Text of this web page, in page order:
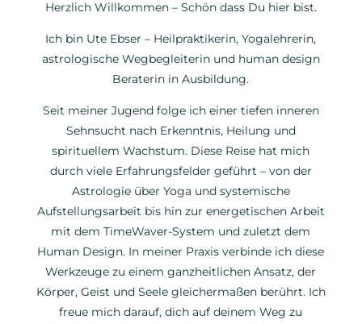
Herzlich Willkommen – Schön dass Du hier bist.
Ich bin Ute Ebser – Heilpraktikerin, Yogalehrerin,
astrologische Wegbegleiterin und human design
Beraterin in Ausbildung.
Seit meiner Jugend folge ich einer tiefen inneren
Sehnsucht nach Erkenntnis, Heilung und
spirituellem Wachstum. Diese Reise hat mich
durch viele Erfahrungsfelder geführt – von der
Astrologie über Yoga und systemische
Aufstellungsarbeit bis hin zur energetischen Arbeit
mit dem TimeWaver-System und zuletzt dem
Human Design. In meiner Praxis verbinde ich diese
Werkzeuge zu einem ganzheitlichen Ansatz, der
Körper, Geist und Seele gleichermaßen berührt. Ich
freue mich darauf, dich auf deinem Weg zu